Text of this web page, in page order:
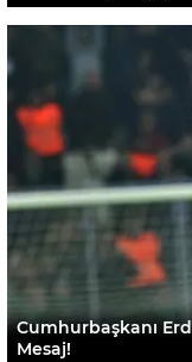
Cumhurbaşkanı
Mesaj!